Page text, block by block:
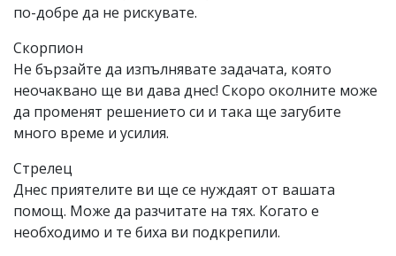
по-добре да не рискувате.
Скорпион
Не бързайте да изпълнявате задачата, която
неочаквано ще ви дава днес! Скоро околните може
да променят решението си и така ще загубите
много време и усилия.
Стрелец
Днес приятелите ви ще се нуждаят от вашата
помощ. Може да разчитате на тях. Когато е
необходимо и те биха ви подкрепили.